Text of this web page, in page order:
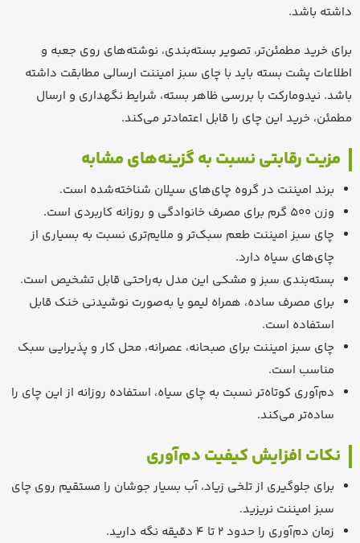
داشته باشد.
برای خرید مطمئن‌تر، تصویر بسته‌بندی، نوشته‌های روی جعبه و
اطلاعات پشت بسته باید با چای سبز امیننت ارسالی مطابقت داشته
باشد. نیدومارکت با بررسی ظاهر بسته، شرایط نگهداری و ارسال
مطمئن، خرید این چای را قابل اعتمادتر می‌کند.
مزیت رقابتی نسبت به گزینه‌های مشابه
برند امیننت در گروه چای‌های سیلان شناخته‌شده است.
وزن 500 گرم برای مصرف خانوادگی و روزانه کاربردی است.
چای سبز امیننت طعم سبک‌تر و ملایم‌تری نسبت به بسیاری از
چای‌های سیاه دارد.
بسته‌بندی سبز و مشکی این مدل به‌راحتی قابل تشخیص است.
برای مصرف ساده، همراه لیمو یا به‌صورت نوشیدنی خنک قابل
استفاده است.
چای سبز امیننت برای صبحانه، عصرانه، محل کار و پذیرایی سبک
مناسب است.
دم‌آوری کوتاه‌تر نسبت به چای سیاه، استفاده روزانه از این چای را
ساده‌تر می‌کند.
نکات افزایش کیفیت دم‌آوری
برای جلوگیری از تلخی زیاد، آب بسیار جوشان را مستقیم روی چای
سبز امیننت نریزید.
زمان دم‌آوری را حدود 2 تا 4 دقیقه نگه دارید.